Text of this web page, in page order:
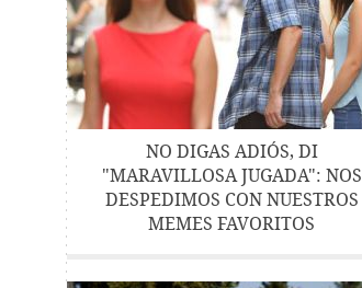
NO DIGAS ADIÓS, DI
"MARAVILLOSA JUGADA": NOS
DESPEDIMOS CON NUESTROS
MEMES FAVORITOS